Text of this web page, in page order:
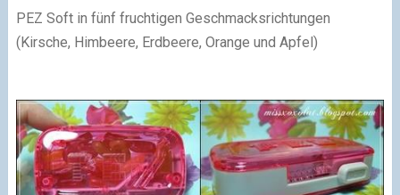
PEZ Soft in fünf fruchtigen Geschmacksrichtungen
(Kirsche, Himbeere, Erdbeere, Orange und Apfel)